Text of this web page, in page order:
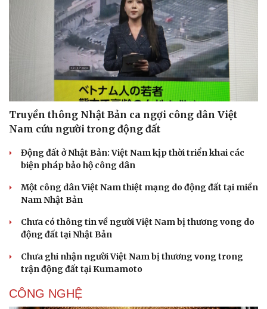
Truyền thông Nhật Bản ca ngợi công dân Việt
Nam cứu người trong động đất
Động đất ở Nhật Bản: Việt Nam kịp thời triển khai các
biện pháp bảo hộ công dân
Một công dân Việt Nam thiệt mạng do động đất tại miền
Nam Nhật Bản
Chưa có thông tin về người Việt Nam bị thương vong do
động đất tại Nhật Bản
Chưa ghi nhận người Việt Nam bị thương vong trong
trận động đất tại Kumamoto
CÔNG NGHỆ